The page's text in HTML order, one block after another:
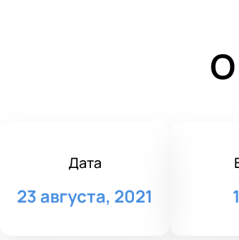
Дата
23 августа, 2021